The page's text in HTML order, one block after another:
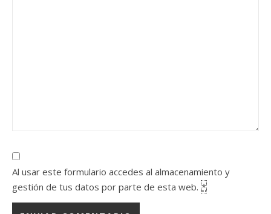
Al usar este formulario accedes al almacenamiento y
gestión de tus datos por parte de esta web. *